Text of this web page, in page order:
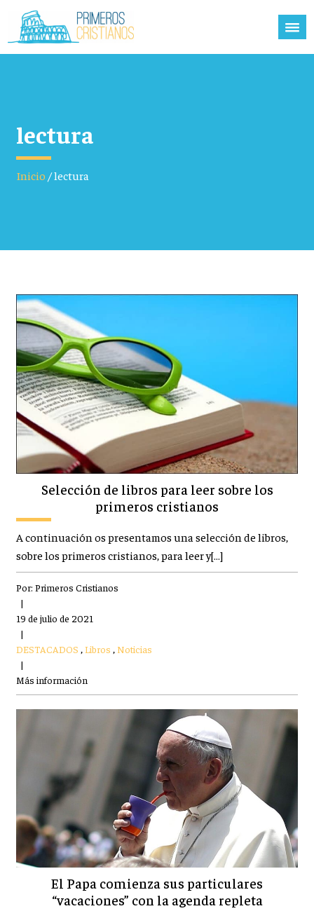
lectura
Inicio/lectura
Selección de libros para leer sobre los
primeros cristianos
A continuación os presentamos una selección de libros,
sobre los primeros cristianos, para leer y[…]
Por: Primeros Cristianos
|
19 de julio de 2021
|
DESTACADOS ,Libros , Noticias
|
Más información
El Papa comienza sus particulares
“vacaciones” con la agenda repleta